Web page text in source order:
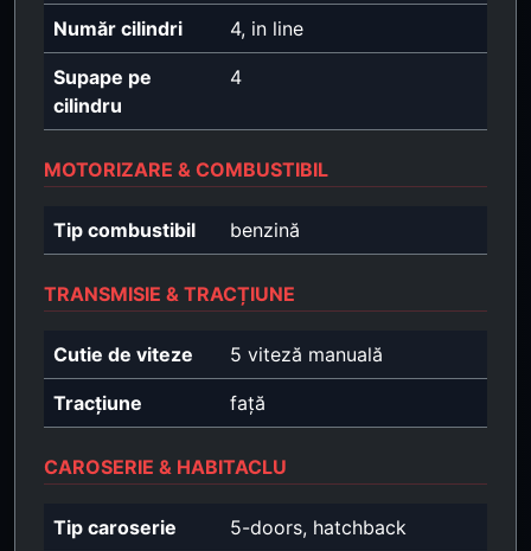
Număr cilindri 4, in line
Supape pe
cilindru
4
MOTORIZARE & COMBUSTIBIL
Tip combustibil benzină
TRANSMISIE & TRACȚIUNE
Cutie de viteze 5 viteză manuală
Tracțiune față
CAROSERIE & HABITACLU
Tip caroserie 5-doors, hatchback